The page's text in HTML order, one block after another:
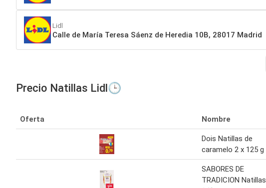
Lidl
Calle de María Teresa Sáenz de Heredia 10B, 28017 Madrid
Precio Natillas Lidl🕒
Oferta Nombre
Dois Natillas de
caramelo 2 x 125 g
SABORES DE
TRADICION Natillas